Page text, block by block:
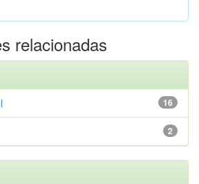
relacionadas
16
2